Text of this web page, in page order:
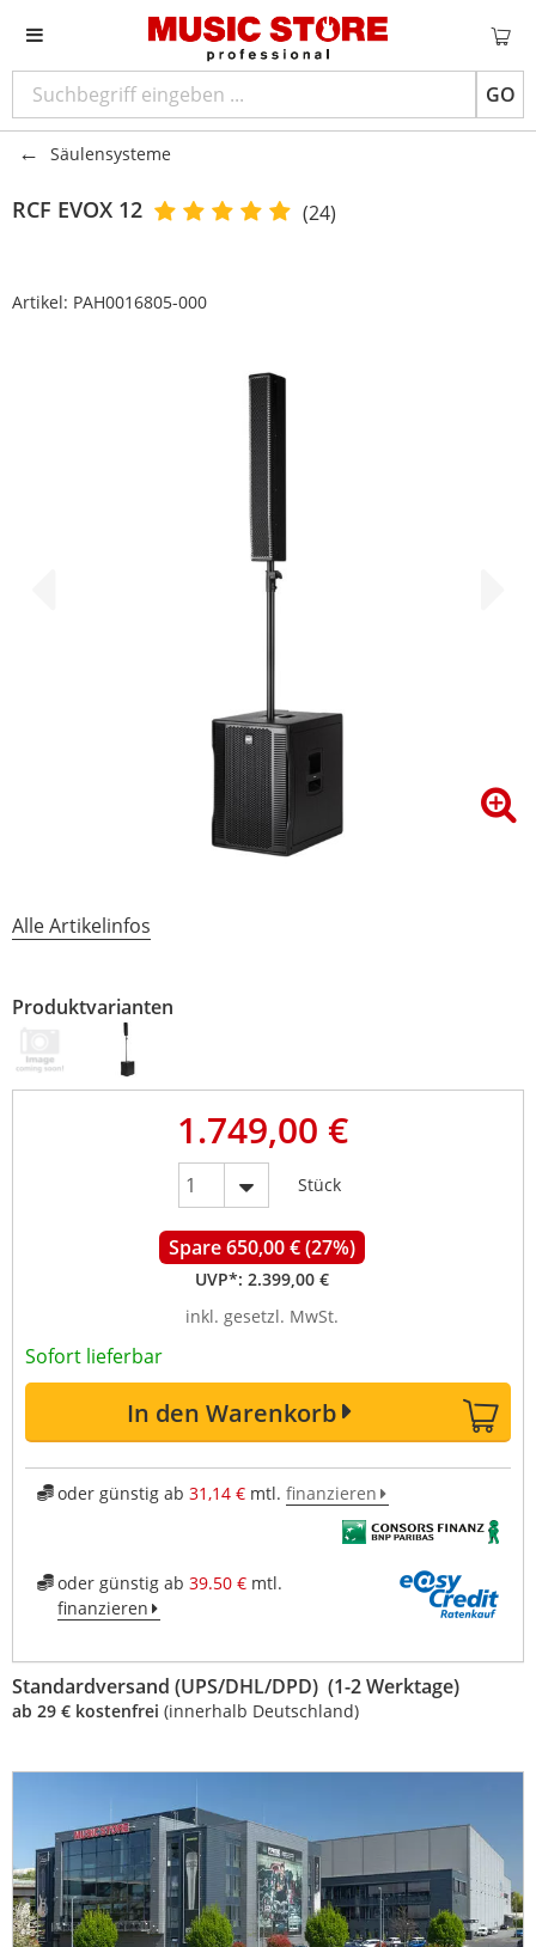
GO
Säulensysteme
RCF EVOX 12 (24)
Artikel: PAH0016805-000
Alle Artikelinfos
Produktvarianten
1.749,00 €
Stück
Spare 650,00 € (27%)
UVP*: 2.399,00 €
inkl. gesetzl. MwSt.
Sofort lieferbar
In den Warenkorb
oder günstig ab 31,14 €mtl. finanzieren
oder günstig ab 39.50 €mtl.
finanzieren
Standardversand (UPS/DHL/DPD) (1-2 Werktage)
ab 29 € kostenfrei (innerhalb Deutschland)